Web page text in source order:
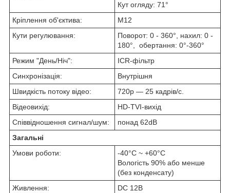
Кут огляду: 71°
Кріплення об'єктива:
М12
Кути регулювання:
Поворот: 0 - 360°, нахил: 0 -
180°, обертання: 0°-360°
Режим "День/Ніч":
ICR-фільтр
Синхронізація:
Внутрішня
Швидкість потоку відео:
720p — 25 кадрів/с.
Відеовихід:
HD-TVI-вихід
Співвідношення сигнал/шум:
понад 62dB
Загальні
Умови роботи:
-40°C ~ +60°C
Вологість 90% або менше
(без конденсату)
Живлення:
DC 12В